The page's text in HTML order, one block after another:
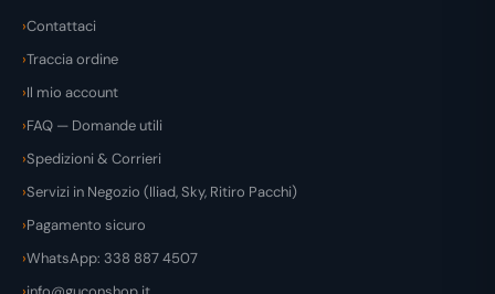
Contattaci
Traccia ordine
Il mio account
FAQ — Domande utili
Spedizioni & Corrieri
Servizi in Negozio (Iliad, Sky, Ritiro Pacchi)
Pagamento sicuro
WhatsApp: 338 887 4507